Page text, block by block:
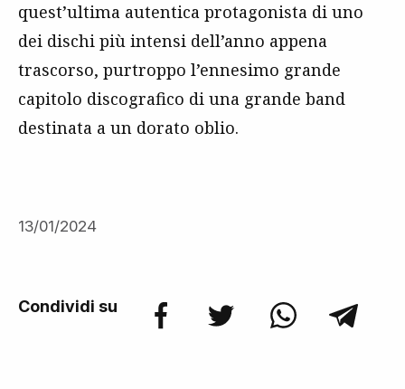
quest’ultima autentica protagonista di uno
dei dischi più intensi dell’anno appena
trascorso, purtroppo l’ennesimo grande
capitolo discografico di una grande band
destinata a un dorato oblio.
13/01/2024
Condividi su